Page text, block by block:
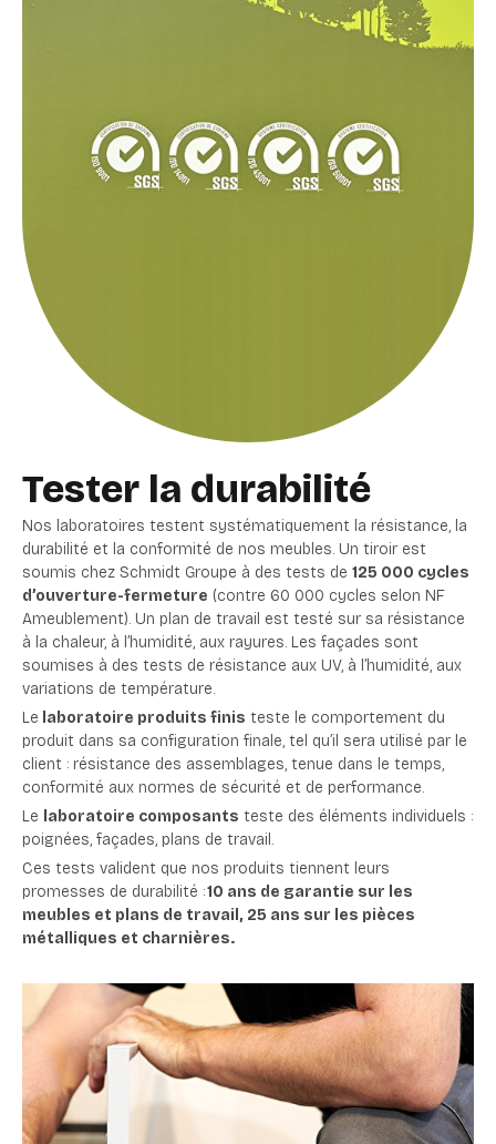
Tester la durabilité
Nos laboratoires testent systématiquement la résistance, la
durabilité et la conformité de nos meubles. Un tiroir est
soumis chez Schmidt Groupe à des tests de 125 000 cycles
d’ouverture-fermeture (contre 60 000 cycles selon NF
Ameublement). Un plan de travail est testé sur sa résistance
à la chaleur, à l’humidité, aux rayures. Les façades sont
soumises à des tests de résistance aux UV, à l’humidité, aux
variations de température.
Le laboratoire produits finis teste le comportement du
produit dans sa configuration finale, tel qu’il sera utilisé par le
client : résistance des assemblages, tenue dans le temps,
conformité aux normes de sécurité et de performance.
Le laboratoire composants teste des éléments individuels :
poignées, façades, plans de travail.
Ces tests valident que nos produits tiennent leurs
promesses de durabilité :10 ans de garantie sur les
meubles et plans de travail, 25 ans sur les pièces
métalliques et charnières.